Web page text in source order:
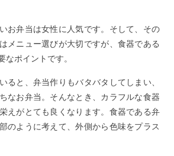
お弁当は女性に人気です。そして、その
メニュー選びが大切ですが、食器である
なポイントです。
ると、弁当作りもバタバタしてしまい、
なお弁当。そんなとき、カラフルな食器
えがとても良くなります。食器である弁
のように考えて、外側から色味をプラス